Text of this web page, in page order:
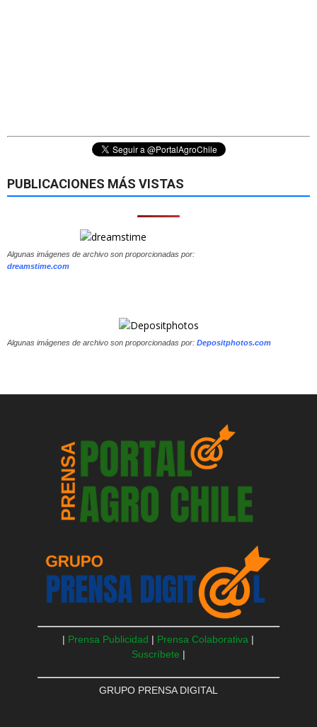
PUBLICACIONES MÁS VISTAS
Algunas imágenes de archivo son proporcionadas por:
dreamstime.com
Algunas imágenes de archivo son proporcionadas por: Depositphotos.com
| Prensa Publicidad | Prensa Colaborativa |
Suscríbete |
GRUPO PRENSA DIGITAL